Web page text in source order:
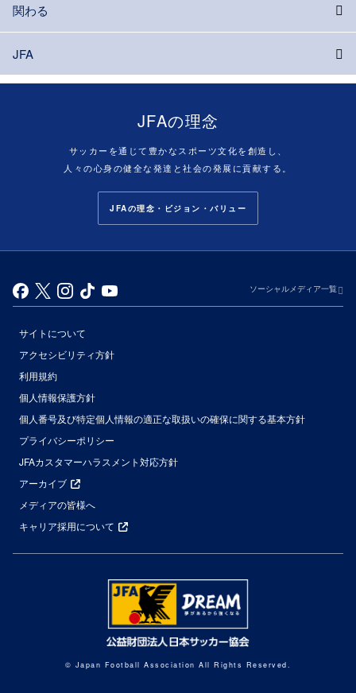
関わる
JFA
JFAの理念
サッカーを通じて豊かなスポーツ文化を創造し、
人々の心身の健全な発達と社会の発展に貢献する。
JFAの理念・ビジョン・バリュー
ソーシャルメディア一覧
サイトについて
アクセシビリティ方針
利用規約
個人情報保護方針
個人番号及び特定個人情報の適正な取扱いの確保に関する基本方針
プライバシーポリシー
JFAカスタマーハラスメント対応方針
アーカイブ
メディアの皆様へ
キャリア採用について
© Japan Football Association All Rights Reserved.